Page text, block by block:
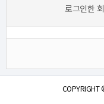
로그인한